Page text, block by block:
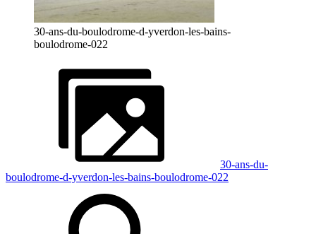
30-ans-du-boulodrome-d-yverdon-les-bains-
boulodrome-022
30-ans-du-
boulodrome-d-yverdon-les-bains-boulodrome-022